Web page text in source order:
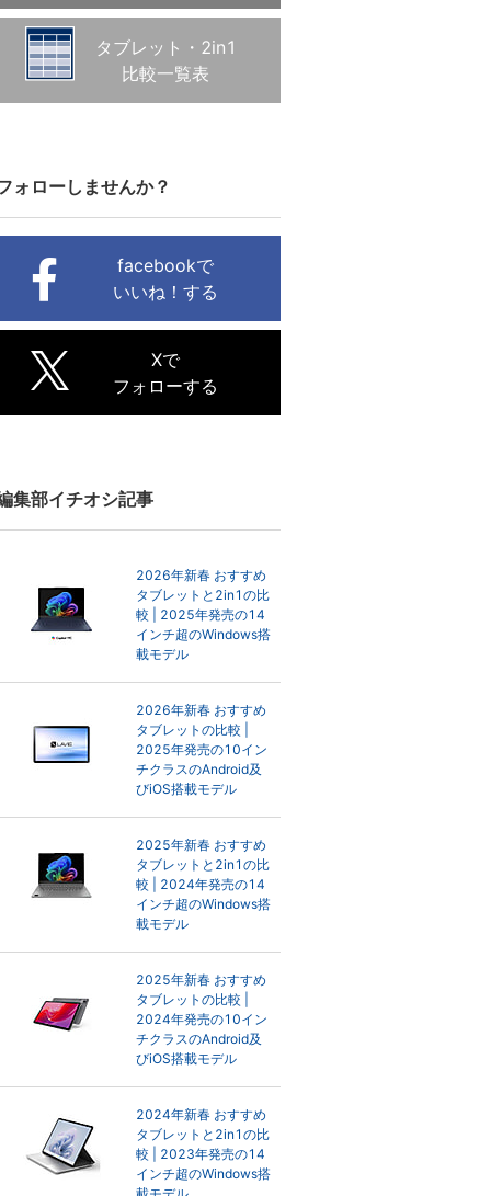
タブレット・2in1
比較一覧表
ォローしませんか？
facebookで
いいね！する
Xで
フォローする
集部イチオシ記事
2026年新春 おすすめ
タブレットと2in1の比
較 | 2025年発売の14
インチ超のWindows搭
載モデル
2026年新春 おすすめ
タブレットの比較 |
2025年発売の10イン
チクラスのAndroid及
びiOS搭載モデル
2025年新春 おすすめ
タブレットと2in1の比
較 | 2024年発売の14
インチ超のWindows搭
載モデル
2025年新春 おすすめ
タブレットの比較 |
2024年発売の10イン
チクラスのAndroid及
びiOS搭載モデル
2024年新春 おすすめ
タブレットと2in1の比
較 | 2023年発売の14
インチ超のWindows搭